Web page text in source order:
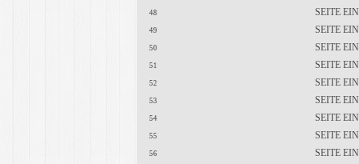
48 SEITE
49 SEITE
50 SEITE
51 SEITE
52 SEITE
53 SEITE
54 SEITE
55 SEITE
56 SEITE